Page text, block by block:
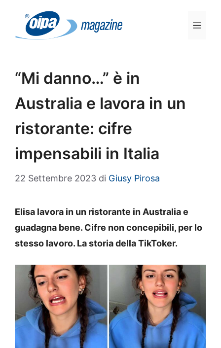
contenuto
“Mi danno…” è in
Australia e lavora in un
ristorante: cifre
impensabili in Italia
22 Settembre 2023 di Giusy Pirosa
Elisa lavora in un ristorante in Australia e
guadagna bene. Cifre non concepibili, per lo
stesso lavoro. La storia della TikToker.